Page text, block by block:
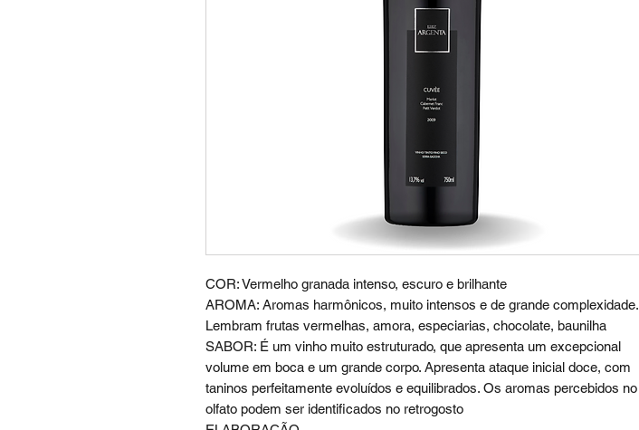
COR: Vermelho granada intenso, escuro e brilhante
AROMA: Aromas harmônicos, muito intensos e de grande complexidade.
Lembram frutas vermelhas, amora, especiarias, chocolate, baunilha
SABOR: É um vinho muito estruturado, que apresenta um excepcional
volume em boca e um grande corpo. Apresenta ataque inicial doce, com
taninos perfeitamente evoluídos e equilibrados. Os aromas percebidos no
olfato podem ser identificados no retrogosto